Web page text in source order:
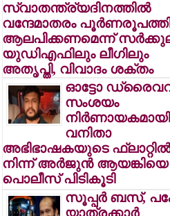
സ്വാതന്ത്ര്യദിനത്തില്‍
വന്ദേമാതരം
ആലപിക്കണമെന്ന്
യുഡിഎഫിലും ലീഗിലും
അതൃപ്തി, വിവാദം ശക്തം
ഓട്ടോ
സംശയം
വനിതാ
അഭിഭാഷകയുടെ
നിന്ന് അര്‍ജുന്‍ ആയങ്കിയെ
പൊലീസ് പിടികൂടി
സൂപ്പര്‍ ബസ്,
യാത്രക്കാര്‍